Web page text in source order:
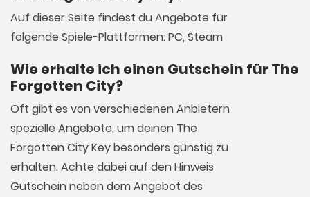
Auf dieser Seite findest du Angebote für
folgende Spiele-Plattformen: PC, Steam
Wie erhalte ich einen Gutschein für The
Forgotten City?
Oft gibt es von verschiedenen Anbietern
spezielle Angebote, um deinen The
Forgotten City Key besonders günstig zu
erhalten. Achte dabei auf den Hinweis
Gutschein neben dem Angebot des